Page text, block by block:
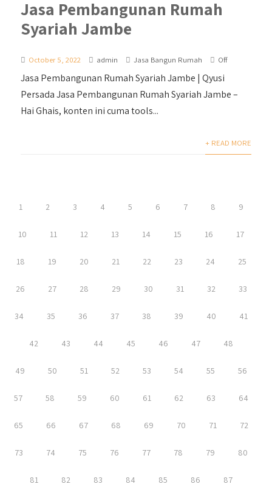
Jasa Pembangunan Rumah
Syariah Jambe
October 5, 2022 admin Jasa Bangun Rumah Off
Jasa Pembangunan Rumah Syariah Jambe | Qyusi
Persada Jasa Pembangunan Rumah Syariah Jambe –
Hai Ghais, konten ini cuma tools...
+ READ MORE
1 2 3 4 5 6 7 8 9
10 11 12 13 14 15 16 17
18 19 20 21 22 23 24 25
26 27 28 29 30 31 32 33
34 35 36 37 38 39 40 41
42 43 44 45 46 47 48
49 50 51 52 53 54 55 56
57 58 59 60 61 62 63 64
65 66 67 68 69 70 71 72
73 74 75 76 77 78 79 80
81 82 83 84 85 86 87